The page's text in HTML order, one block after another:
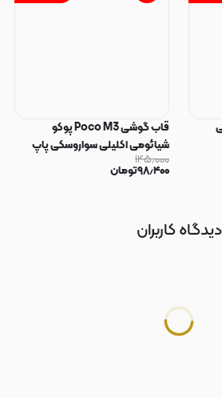
قاب گوشی Poco M3 پوکو
شیائومی اکلیلی سواروسکی پاپ
سوکت دار محافظ لنز دار صورتی کد
۱۴۵٫۰۰۰
۹۸٫۴۰۰تومان
دیدگاه کاربران